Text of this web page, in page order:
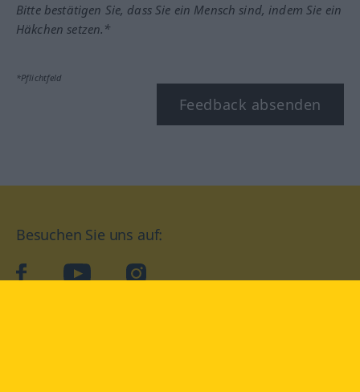
Bitte bestätigen Sie, dass Sie ein Mensch sind, indem Sie ein
Häkchen setzen.*
*Pflichtfeld
Feedback absenden
Besuchen Sie uns auf:
facebookYouTube Instagram